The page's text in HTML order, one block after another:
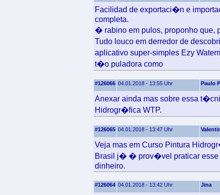
Facilidad de exportaci�n e
completa.
� rabino em pulos, proponho
Tudo louco em derredor de
aplicativo super-simples Ezy
t�o puladora como
#126066 04.01.2018 - 13:55 Uhr Paulo
Anexar ainda mas sobre essa
Hidrogr�fica WTP.
#126065 04.01.2018 - 13:47 Uhr
Veja mas em Curso Pintura
Brasil j� � prov�vel praticar esse
dinheiro.
#126064 04.01.2018 - 13:42 Uhr Jina